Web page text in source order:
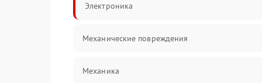
Электроника
Механические повреждения
Механика